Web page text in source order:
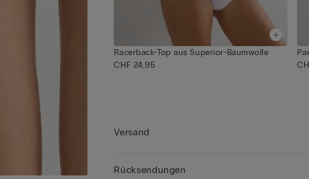
Racerback-Top aus Superior-Baumwolle
CHF 24,95
Versand
Rücksendungen